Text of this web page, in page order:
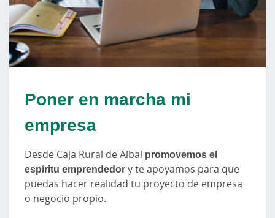
Poner en marcha mi
empresa
Desde Caja Rural de Albal promovemos el
espíritu emprendedory te apoyamos para que
puedas hacer realidad tu proyecto de empresa
o negocio propio.